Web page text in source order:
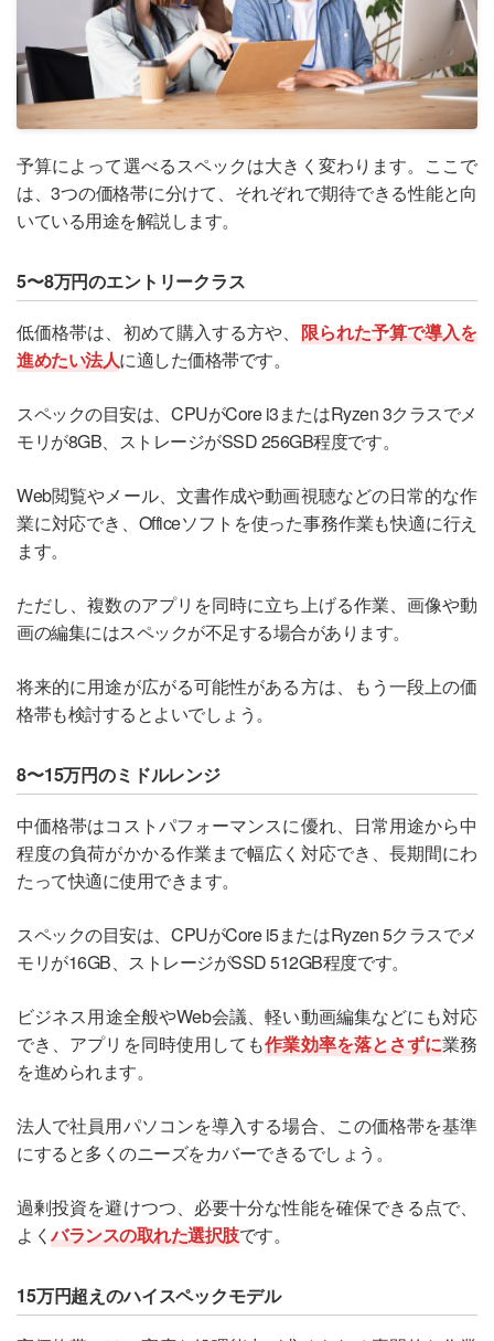
予算によって選べるスペックは大きく変わります。ここで
は、3つの価格帯に分けて、それぞれで期待できる性能と向
いている用途を解説します。
5〜8万円のエントリークラス
低価格帯は、初めて購入する方や、 限られた予算で導入を
進めたい法人に適した価格帯です。
スペックの目安は、CPUがCore i3またはRyzen 3クラスでメ
モリが8GB、ストレージがSSD 256GB程度です。
Web閲覧やメール、文書作成や動画視聴などの日常的な作
業に対応でき、Officeソフトを使った事務作業も快適に行え
ます。
ただし、複数のアプリを同時に立ち上げる作業、画像や動
画の編集にはスペックが不足する場合があります。
将来的に用途が広がる可能性がある方は、もう一段上の価
格帯も検討するとよいでしょう。
8〜15万円のミドルレンジ
中価格帯はコストパフォーマンスに優れ、日常用途から中
程度の負荷がかかる作業まで幅広く対応でき、長期間にわ
たって快適に使用できます。
スペックの目安は、CPUがCore i5またはRyzen 5クラスでメ
モリが16GB、ストレージがSSD 512GB程度です。
ビジネス用途全般やWeb会議、軽い動画編集などにも対応
でき、アプリを同時使用しても作業効率を落とさずに業務
を進められます。
法人で社員用パソコンを導入する場合、この価格帯を基準
にすると多くのニーズをカバーできるでしょう。
過剰投資を避けつつ、必要十分な性能を確保できる点で、
よくバランスの取れた選択肢です。
15万円超えのハイスペックモデル